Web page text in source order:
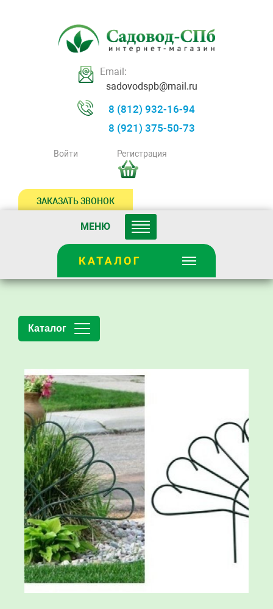
Email:
sadovodspb@mail.ru
8 (812) 932-16-94
8 (921) 375-50-73
Войти Регистрация
ЗАКАЗАТЬ ЗВОНОК
МЕНЮ
Каталог